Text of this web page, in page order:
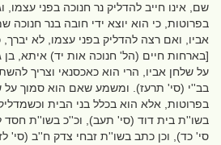
שם, אינו חייב להדליק נר חנוכה בפני
בפרוטות, כי הוא יוצא ידי חובה בנר
אביו, ואם רצה להדליק בפני עצמו, לא
[בארחות חיים (הל' חנוכה אות יד) איתא, בן
על שלחן אביו, הרי הוא כאכסנאי וצריך
בב''י (סי' תרעז). ומשמע שאם הוא סמוך
בפרוטות, אלא הוא בכלל בני הבית
בשו''ת בית דוד (סי' תעב), וכ''כ בשו''ת
סי' כד), וכן כתב בשו''ת זבחי צדק ח''ב (סי'